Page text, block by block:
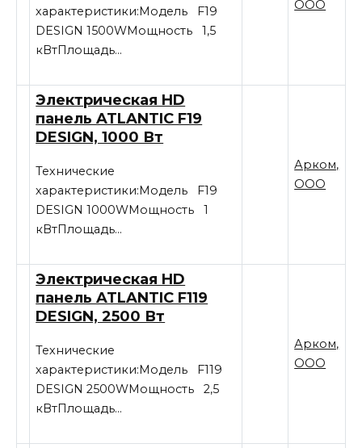
характеристики:Модель F19
DESIGN 1500WМощность 1,5
кВтПлощадь…
ООО
Электрическая HD
панель ATLANTIC F19
DESIGN, 1000 Вт
Технические
характеристики:Модель F19
DESIGN 1000WМощность 1
кВтПлощадь…
Арком,
ООО
Электрическая HD
панель ATLANTIC F119
DESIGN, 2500 Вт
Технические
характеристики:Модель F119
DESIGN 2500WМощность 2,5
кВтПлощадь…
Арком,
ООО